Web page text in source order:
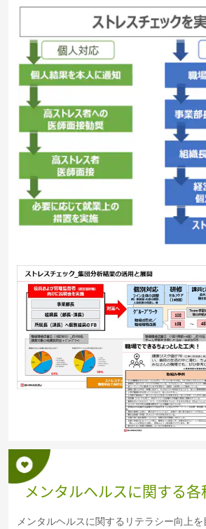
メンタルヘルスに関する
メンタルヘルスに関するリテラシー向上